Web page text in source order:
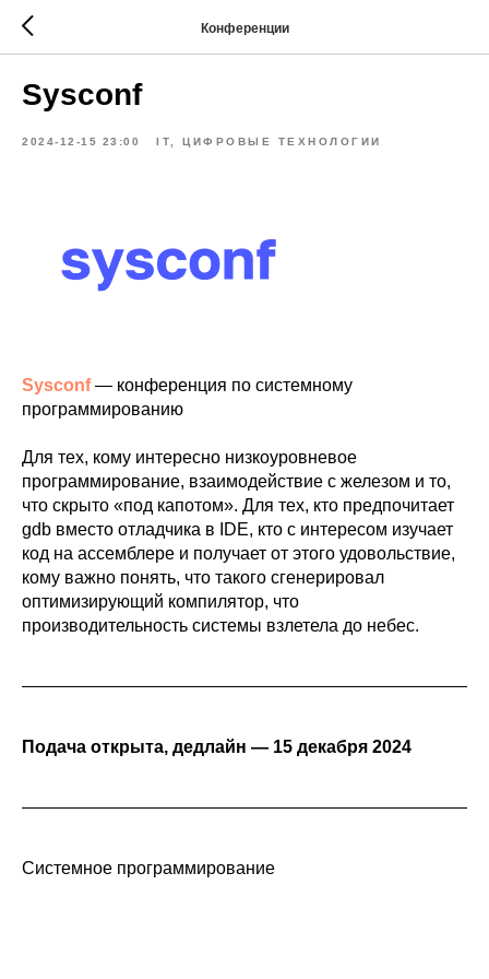
Конференции
Sysconf
2024-12-15 23:00 IT, ЦИФРОВЫЕ ТЕХНОЛОГИИ
Sysconf— конференция по системному
программированию
Для тех, кому интересно низкоуровневое
программирование, взаимодействие с железом и то,
что скрыто «под капотом». Для тех, кто предпочитает
gdb вместо отладчика в IDE, кто с интересом изучает
код на ассемблере и получает от этого удовольствие,
кому важно понять, что такого сгенерировал
оптимизирующий компилятор, что
производительность системы взлетела до небес.
Подача открыта, дедлайн — 15 декабря 2024
Системное программирование